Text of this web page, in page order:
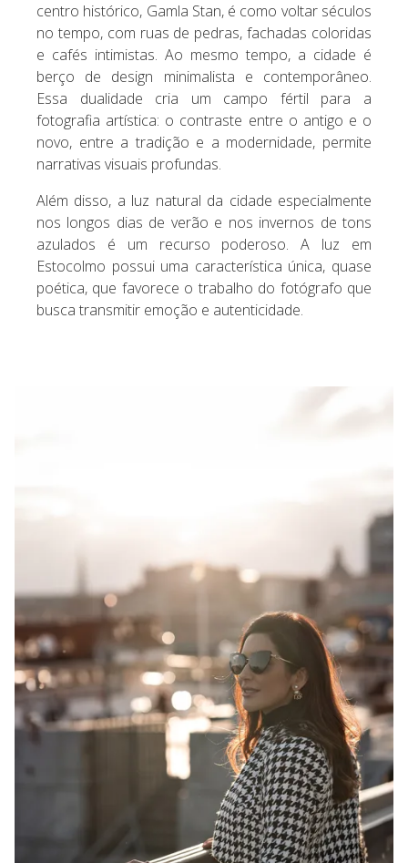
centro histórico, Gamla Stan, é como voltar séculos
no tempo, com ruas de pedras, fachadas coloridas
e cafés intimistas. Ao mesmo tempo, a cidade é
berço de design minimalista e contemporâneo.
Essa dualidade cria um campo fértil para a
fotografia artística: o contraste entre o antigo e o
novo, entre a tradição e a modernidade, permite
narrativas visuais profundas.
Além disso, a luz natural da cidade especialmente
nos longos dias de verão e nos invernos de tons
azulados é um recurso poderoso. A luz em
Estocolmo possui uma característica única, quase
poética, que favorece o trabalho do fotógrafo que
busca transmitir emoção e autenticidade.